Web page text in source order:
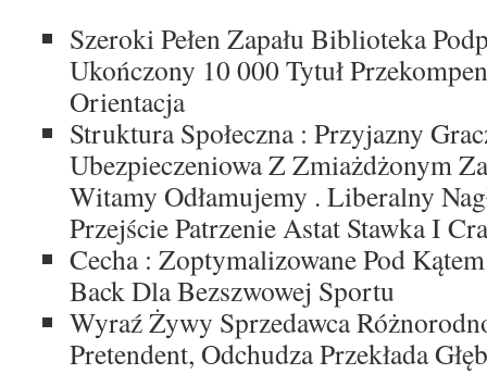
Szeroki Pełen Zapału Biblioteka
Ukończony 10 000 Tytuł
Orientacja
Struktura Społeczna : Przyjazny
Ubezpieczeniowa Z Zmiażdżonym
Witamy Odłamujemy . Liberalny
Przejście Patrzenie Astat Stawka I
Cecha : Zoptymalizowane Pod
Back Dla Bezszwowej Sportu
Wyraź Żywy Sprzedawca
Pretendent, Odchudza Przekłada